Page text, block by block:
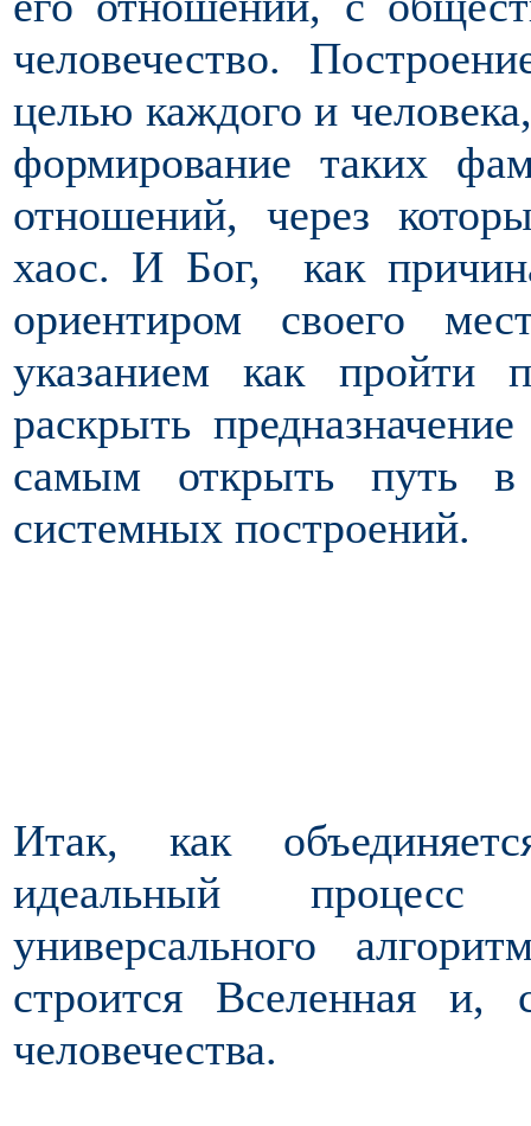
человечество.
целью каждого и
формирование таких
отношений, через
хаос. И Бог, как
ориентиром своего
указанием как пройти
раскрыть
самым открыть путь в
системных построений.
Итак, как
идеальный
универсального
строится Вселенная и,
человечества.